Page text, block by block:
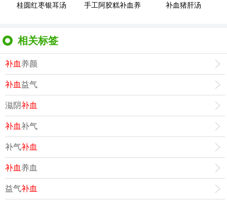
桂圆红枣银耳汤 手工阿胶糕补血养 补血猪肝汤
相关标签
补血 养颜
补血益气
滋阴补血
补血补气
补气补血
补血 养血
益气补血